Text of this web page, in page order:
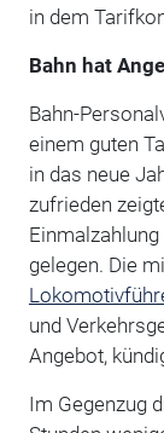
in dem
Bahn hat
Bahn-
einem guten
in das neue
zufrieden
gelegen. Die
und
Angebot,
Im Gegenzug